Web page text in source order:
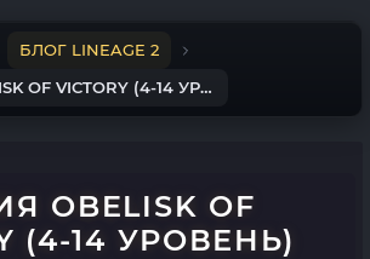
БЛОГ LINEAGE 2
ЛОКАЦИЯ OBELISK OF VICTORY (4-14 УРОВЕНЬ)
OBELISK OF
(4-14 УРОВЕНЬ)